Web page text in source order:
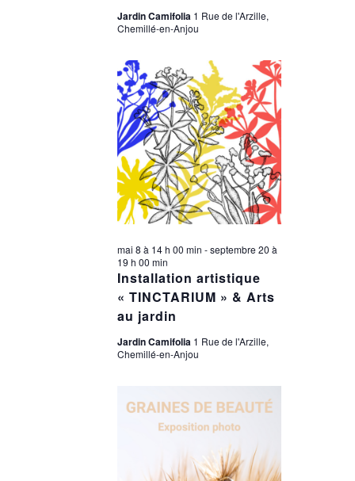
Jardin Camifolia 1 Rue de l'Arzille,
Chemillé-en-Anjou
Installation artistique
« TINCTARIUM » & Arts
au jardin
mai 8 à 14 h 00 min -septembre 20 à
19 h 00 min
Jardin Camifolia 1 Rue de l'Arzille,
Chemillé-en-Anjou